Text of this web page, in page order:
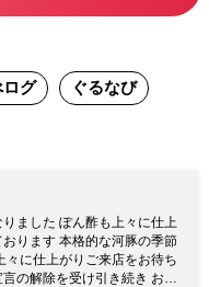
グ ぐるなび
ました ぽん酢も上々に仕上
ります 本格的な河豚の季節
々に仕上がりご来店をお待ち
の解除を受け引き続き お客